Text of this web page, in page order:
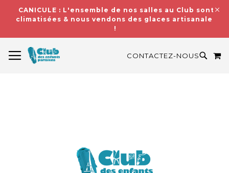
CANICULE : L'ensemble de nos salles au Club sont
climatisées & nous vendons des glaces artisanales
!
CONTACTEZ-NOUS